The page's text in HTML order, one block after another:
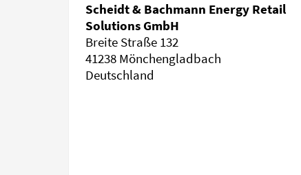
Scheidt & Bachmann Energy Retail
Solutions GmbH
Breite Straße 132
41238 Mönchengladbach
Deutschland